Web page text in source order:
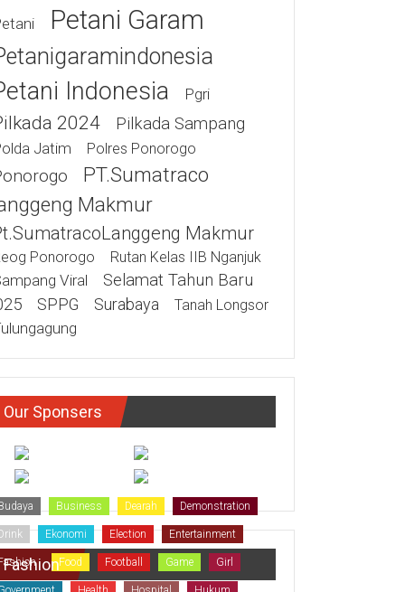
Petani Garam
Indonesia Pgri
2024 Pilkada Sampang
Jatim Polres Ponorogo
PT.Sumatraco
Makmur
Makmur
Ponorogo Rutan Kelas IIB Nganjuk
Viral
Selamat Tahun Baru
SPPG Surabaya Tanah Longsor
Our Sponsers
Fashion
Business Dearah Demonstration
Drink Ekonomi Election Entertainment
Food Football Game Girl